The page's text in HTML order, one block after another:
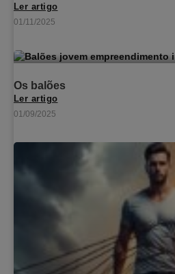
Ler artigo
01/11/2025
Os balões
Ler artigo
01/09/2025